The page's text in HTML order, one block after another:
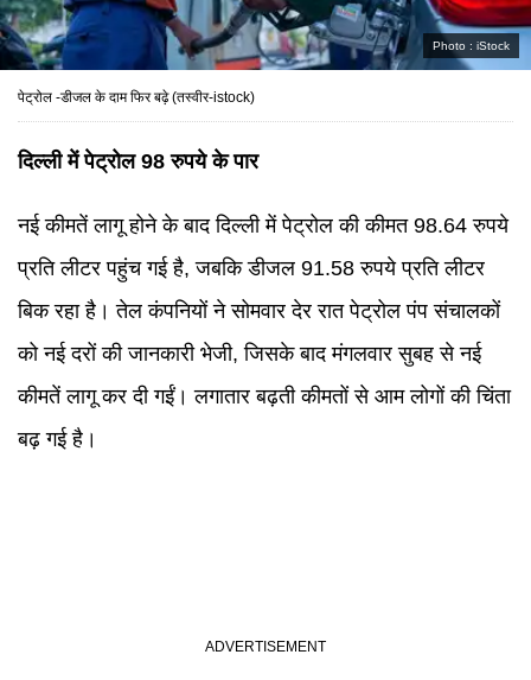
Photo : iStock
पेट्रोल -डीजल के दाम फिर बढ़े (तस्वीर-istock)
दिल्ली में पेट्रोल 98 रुपये के पार
नई कीमतें लागू होने के बाद दिल्ली में पेट्रोल की कीमत 98.64 रुपये
प्रति लीटर पहुंच गई है, जबकि डीजल 91.58 रुपये प्रति लीटर
बिक रहा है। तेल कंपनियों ने सोमवार देर रात पेट्रोल पंप संचालकों
को नई दरों की जानकारी भेजी, जिसके बाद मंगलवार सुबह से नई
कीमतें लागू कर दी गईं। लगातार बढ़ती कीमतों से आम लोगों की चिंता
बढ़ गई है।